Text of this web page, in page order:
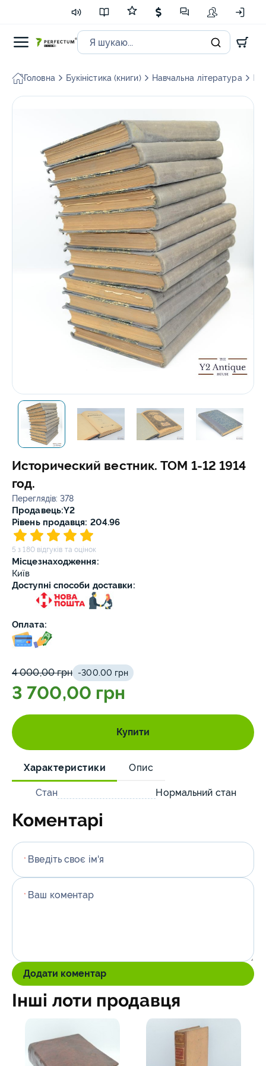
Головна Букіністика (книги) Навчальна література
Исторический вестник. ТОМ 1-12 1914
год.
Переглядів: 378
Продавець:Y2
Рівень продавця: 204.96
5 з 180 відгуків та оцінок
Місцезнаходження:
Київ
Доступні способи доставки:
Оплата:
4 000,00 грн -300.00 грн
3 700,00 грн
Купити
Характеристики Опис
Стан Нормальний стан
Коментарі
* Введіть своє ім'я
* Ваш коментар
Додати коментар
Інші лоти продавця